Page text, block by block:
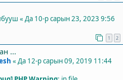
« Да 10-р сарын 23, 2023 9:56
1 2
...
« Да 12-р сарын 09, 2019 11:44